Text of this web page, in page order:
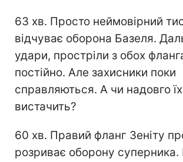
63 хв. Просто неймовірний
відчуває оборона Базеля.
удари, простріли з обох
постійно. Але захисники поки
справляються. А чи надовго їх
вистачить?
60 хв. Правий фланг Зеніту
розриває оборону суперника.